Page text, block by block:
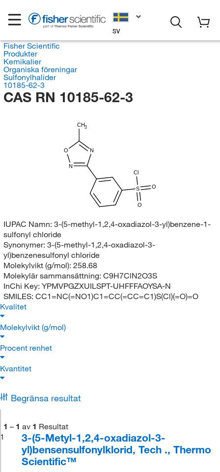
SV
Fisher Scientific
Produkter
Kemikalier
Organiska föreningar
Sulfonylhalider
10185-62-3
CAS RN 10185-62-3
CH3
N
N
O
S O
O
Cl
IUPAC Namn: 3-(5-methyl-1,2,4-oxadiazol-3-yl)benzene-1-
sulfonyl chloride
Synonymer: 3-(5-methyl-1,2,4-oxadiazol-3-
yl)benzenesulfonyl chloride
Molekylvikt (g/mol): 258.68
Molekylär sammansättning: C9H7ClN2O3S
InChi Key: YPMVPGZXUILSPT-UHFFFAOYSA-N
SMILES: CC1=NC(=NO1)C1=CC(=CC=C1)S(Cl)(=O)=O
Kvalitet
Molekylvikt (g/mol)
Procent renhet
Kvantitet
Begränsa resultat
1 – 1 av 1 Resultat
1
3-(5-Metyl-1,2,4-oxadiazol-3-
yl)bensensulfonylklorid, Tech ., Thermo
Scientific™